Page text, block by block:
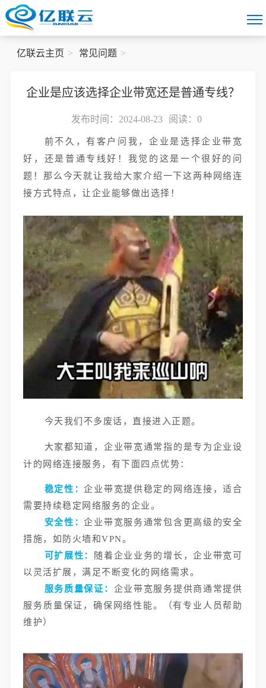
亿联云主页 常见问题
企业是应该选择企业带宽还是普通专线？
发布时间：2024-08-23 阅读： 0
前不久，有客户问我，企业是选择企业带宽
好，还是普通专线好！我觉的这是一个很好的问
题！那么今天就让我给大家介绍一下这两种网络连
接方式特点，让企业能够做出选择！
今天我们不多废话，直接进入正题。
大家都知道，企业带宽通常指的是专为企业设
计的网络连接服务，有下面四点优势：
稳定性：企业带宽提供稳定的网络连接，适合
需要持续稳定网络服务的企业。
安全性：企业带宽服务通常包含更高级的安全
措施，如防火墙和VPN。
可扩展性：
随着企业业务的增长，企业带宽可
以灵活扩展，满足不断变化的网络需求。
服务质量保证： 企业带宽服务提供商通常提供
服务质量保证，确保网络性能。（有专业人员帮助
维护）